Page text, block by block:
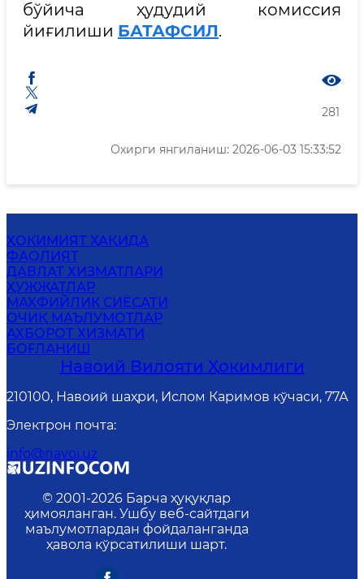
бўйича ҳудудий комиссия
йиғилиши БАТАФСИЛ.
281
Охирги янгиланиш: 2026-06-03 15:33:52
ҲОКИМИЯТ ҲАҚИДА
ФАОЛИЯТ
ДАВЛАТ ХИЗМАТЛАРИ
ҲУЖЖАТЛАР
MАХФИЙЛИК СИЁСАТИ
ОЧИҚ МАЪЛУМОТЛАР
АХБОРОТ ХИЗМАТИ
БОҒЛАНИШ
Навоий Вилояти Ҳокимлиги
210100, Навоий шаҳри, Ислом Каримов кўчаси, 77А
Электрон почта:
info@navoi.uz
© 2001-2026 Барча ҳуқуқлар
ҳимояланган. Ушбу веб-сайтдаги
маълумотлардан фойдаланганда
ҳавола кўрсатилиши шарт.